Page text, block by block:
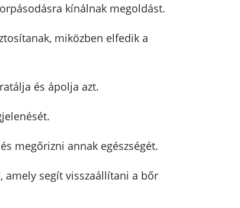
kínálnak megoldást.
miközben elfedik a
és ápolja azt.
megőrizni annak egészségét.
amely segít visszaállítani a bőr